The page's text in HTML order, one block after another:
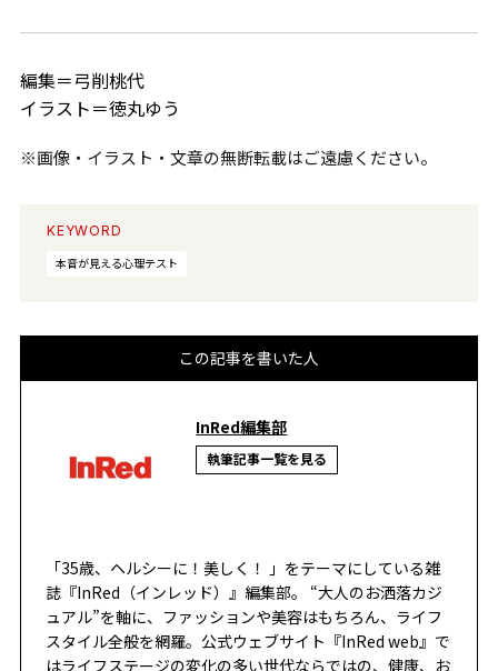
編集＝弓削桃代
イラスト＝徳丸ゆう
※画像・イラスト・文章の無断転載はご遠慮ください。
KEYWORD
本音が見える心理テスト
この記事を書いた人
InRed編集部
執筆記事一覧を見る
「35歳、ヘルシーに！美しく！ 」をテーマにしている雑
誌『InRed（インレッド）』編集部。 “大人のお洒落カジ
ュアル”を軸に、ファッションや美容はもちろん、ライフ
スタイル全般を網羅。公式ウェブサイト『InRed web』で
はライフステージの変化の多い世代ならではの、健康、お